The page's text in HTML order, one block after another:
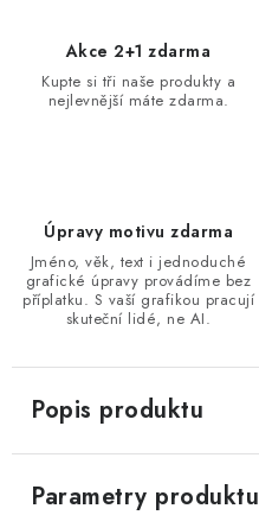
Akce 2+1 zdarma
Kupte si tři naše produkty a
nejlevnější máte zdarma.
Úpravy motivu zdarma
Jméno, věk, text i jednoduché
grafické úpravy provádíme bez
příplatku. S vaší grafikou pracují
skuteční lidé, ne AI.
Popis produktu
Parametry produktu